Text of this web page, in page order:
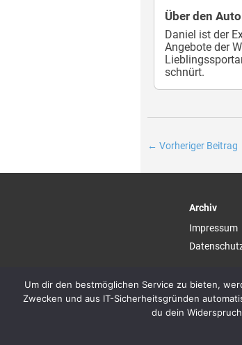
Über den
Daniel ist der
Angebote der
schnürt.
← Vorheriger Beitrag
Archiv
Impressum
18+. Glücksspiel
Anbietern kann eine
Um dir den bestmöglichen Service zu bieten,
Zwecken und aus IT-Sicherheitsgründen
du dein